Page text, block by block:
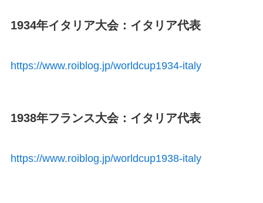
1934年イタリア大会：イタリア代表
https://www.roiblog.jp/worldcup1934-italy
1938年フランス大会：イタリア代表
https://www.roiblog.jp/worldcup1938-italy